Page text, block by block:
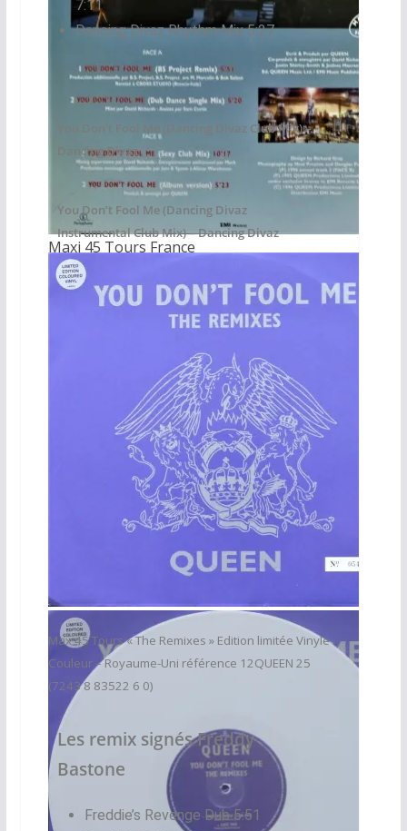
Maxi 45 Tours France
7:11
Dancing Divaz Rhythm Mix 5:27
You Don’t Fool Me (Dancing Divaz Club Mix) –
Dancing Divaz
You Don’t Fool Me (Dancing Divaz
Instrumental Club Mix) – Dancing Divaz
Vinyl Couleur Edition Limitée UK
Max 45 Tours « The Remixes » Edition limitée Vinyle
Couleur – Royaume-Uni référence 12QUEEN 25
(7243 8 83522 6 0)
Les remix signés Freddy
Bastone
Freddie’s Revenge Dub 5:51